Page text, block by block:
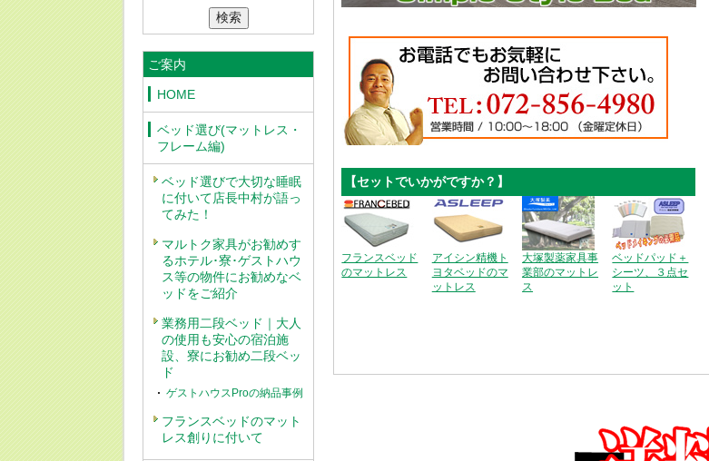
ご案内
HOME
ベッド選び(マットレス・
フレーム編)
ベッド選びで大切な睡眠
に付いて店長中村が語っ
てみた！
マルトク家具がお勧めす
るホテル･寮･ゲストハウ
ス等の物件にお勧めなベ
ッドをご紹介
業務用二段ベッド｜大人
の使用も安心の宿泊施
設、寮にお勧め二段ベッ
ド
ゲストハウスProの納品事例
フランスベッドのマット
レス創りに付いて
【セットでいかがですか？】
フランスベッド
のマットレス
アイシン精機ト
ヨタベッドのマ
ットレス
大塚製薬家具事
業部のマットレ
ス
ベッドパッド＋
シーツ、３点セ
ット